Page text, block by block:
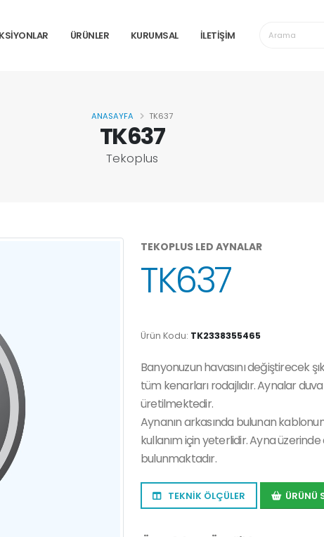
ÜRÜNLER KURUMSAL İLETİŞİM
TK637
Tekoplus
ANASAYFA TK637
TEKOPLUS LED AYNALAR
TK637
Ürün Kodu: TK2338355465
Banyonuzun havasını değiştirecek
tüm kenarları rodajlıdır. Aynalar
üretilmektedir.
Aynanın arkasında bulunan
kullanım için yeterlidir. Ayna
bulunmaktadır.
TEKNİK ÖLÇÜLER ÜRÜNÜ